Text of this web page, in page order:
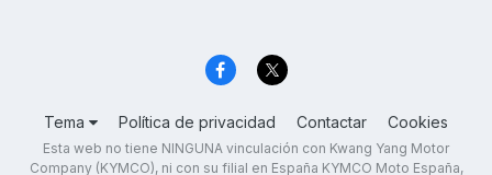
Tema Política de privacidad Contactar Cookies
Esta web no tiene NINGUNA vinculación con Kwang Yang Motor
Company (KYMCO), ni con su filial en España KYMCO Moto España,